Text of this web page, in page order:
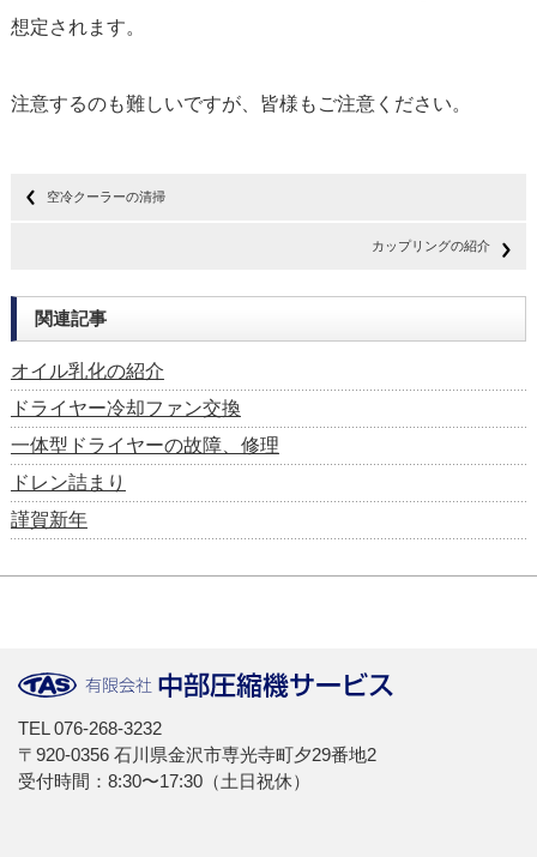
想定されます。
注意するのも難しいですが、皆様もご注意ください。
空冷クーラーの清掃
カップリングの紹介
関連記事
オイル乳化の紹介
ドライヤー冷却ファン交換
一体型ドライヤーの故障、修理
ドレン詰まり
謹賀新年
TEL 076-268-3232
〒920-0356 石川県金沢市専光寺町夕29番地2
受付時間：8:30〜17:30（土日祝休）